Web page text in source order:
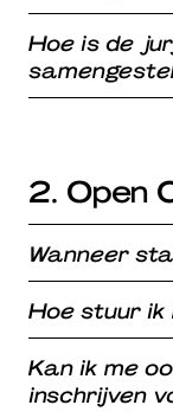
Hoe is de
2. Open
Wanneer
Hoe stuur ik
Kan ik me
inschrijven